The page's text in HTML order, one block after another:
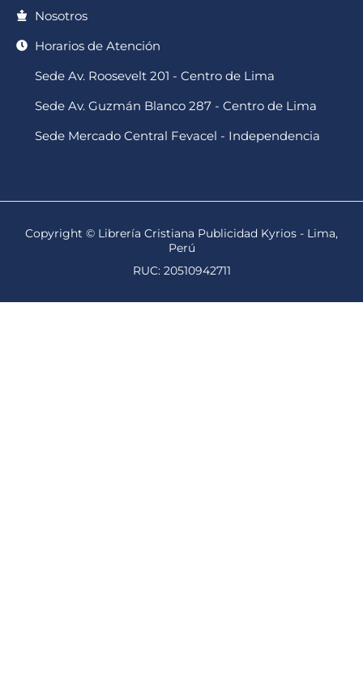
Nosotros
Horarios de Atención
Sede Av. Roosevelt 201 - Centro de Lima
Sede Av. Guzmán Blanco 287 - Centro de Lima
Sede Mercado Central Fevacel - Independencia
Copyright © Librería Cristiana Publicidad Kyrios - Lima,
Perú
RUC: 20510942711